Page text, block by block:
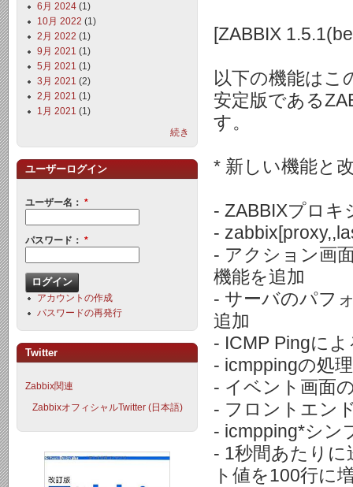
[ZABBIX
以下の機能はこ
安定版である
す。
* 新しい機能と
- ZABBIXプロ
- zabbix[proxy,
- アクション画
機能を追加
- サーバのパフ
追加
- ICMP Pingに
- icmppingの処
- イベント画面
- フロントエン
- icmpping*シン
- 1秒間あたり
ト値を100行に
6月 2024 (1)
10月 2022 (1)
2月 2022 (1)
9月 2021 (1)
5月 2021 (1)
3月 2021 (2)
2月 2021 (1)
1月 2021 (1)
続き
ユーザーログイン
ユーザー名： *
パスワード： *
アカウントの作成
パスワードの再発行
Twitter
Zabbix関連
ZabbixオフィシャルTwitter (日本語)